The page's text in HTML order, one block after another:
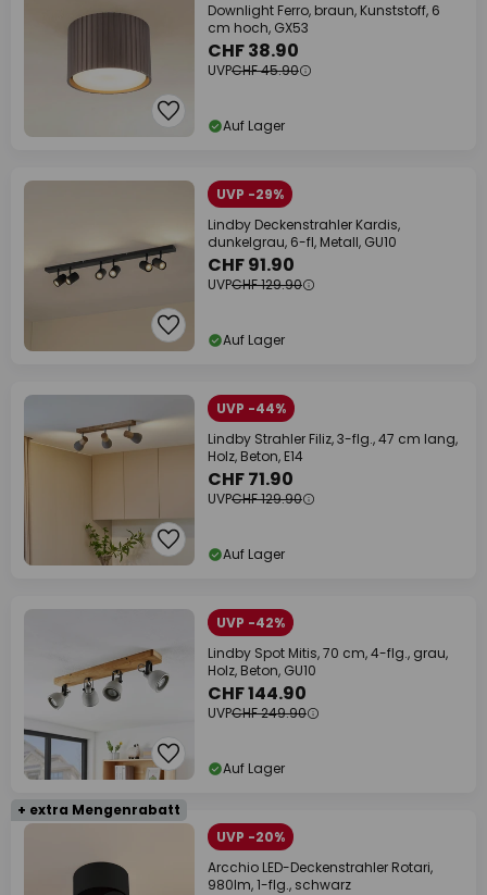
Downlight Ferro, braun, Kunststoff, 6
cm hoch, GX53
CHF 38.90
UVPCHF 45.90
Auf Lager
UVP -29%
Lindby Deckenstrahler Kardis,
dunkelgrau, 6-fl, Metall, GU10
CHF 91.90
UVPCHF 129.90
Auf Lager
UVP -44%
Lindby Strahler Filiz, 3-flg., 47 cm lang,
Holz, Beton, E14
CHF 71.90
UVPCHF 129.90
Auf Lager
UVP -42%
Lindby Spot Mitis, 70 cm, 4-flg., grau,
Holz, Beton, GU10
CHF 144.90
UVPCHF 249.90
Auf Lager
+ extra Mengenrabatt
UVP -20%
Arcchio LED-Deckenstrahler Rotari,
980lm, 1-flg., schwarz